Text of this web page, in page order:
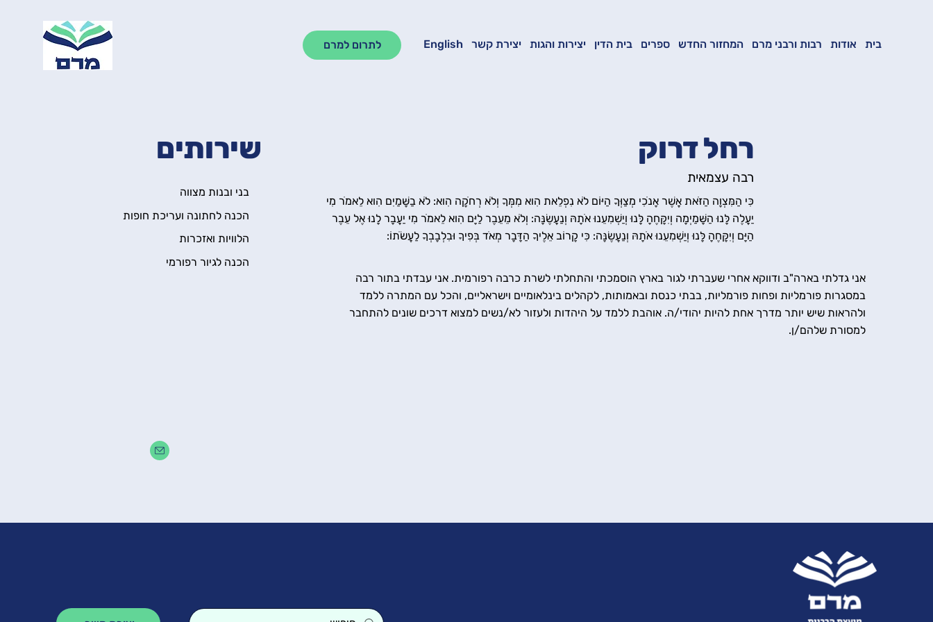
לתרום למרם בית אודות רבות ורבני מרם המחזור החדש ספרים בית הדין יצירות והגות יצירת קשר English
שירותים
בני ובנות מצווה
הכנה לחתונה ועריכת חופות
הלוויות ואזכרות
הכנה לגיור רפורמי
רחל דרוק
רבה עצמאית
כִּי הַמִּצְוָה הַזֹּאת אֲשֶׁר אָנֹכִי מְצַוְּךָ הַיּוֹם לֹא נִפְלֵאת הִוא מִמְּךָ וְלֹא רְחֹקָה הִוא: לֹא בַשָּׁמַיִם הִוא לֵאמֹר מִי
יַעֲלֶה לָּנוּ הַשָּׁמַיְמָה וְיִקָּחֶהָ לָּנוּ וְיַשְׁמִעֵנוּ אֹתָהּ וְנַעֲשֶׂנָּה: וְלֹא מֵעֵבֶר לַיָּם הִוא לֵאמֹר מִי יַעֲבָר לָנוּ אֶל עֵבֶר
הַיָּם וְיִקָּחֶהָ לָּנוּ וְיַשְׁמִעֵנוּ אֹתָהּ וְנַעֲשֶׂנָּה: כִּי קָרוֹב אֵלֶיךָ הַדָּבָר מְאֹד בְּפִיךָ וּבִלְבָבְךָ לַעֲשֹׂתוֹ:
אני גדלתי בארה"ב ודווקא אחרי שעברתי לגור בארץ הוסמכתי והתחלתי לשרת כרבה רפורמית. אני עבדתי בתור רבה
במסגרות פורמליות ופחות פורמליות, בבתי כנסת ובאמותות, לקהלים בינלאומיים וישראליים, והכל עם המתרה ללמד
ולהראות שיש יותר מדרך אחת להיות יהודי/ה. אוהבת ללמד על היהדות ולעזור לא/נשים למצוא דרכים שונים להתחבר
למסורת שלהם/ן.